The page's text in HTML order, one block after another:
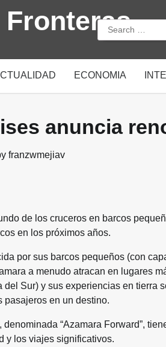
Search
for:
ECONOMIA
anuncia
franzwmejiav
de los cruceros en barcos
en los próximos años.
por sus barcos pequeños (con
a menudo atracan en lugares
del Sur) y sus experiencias en tierra
pasajeros en un destino.
denominada “Azamara Forward”,
y los viajes significativos.